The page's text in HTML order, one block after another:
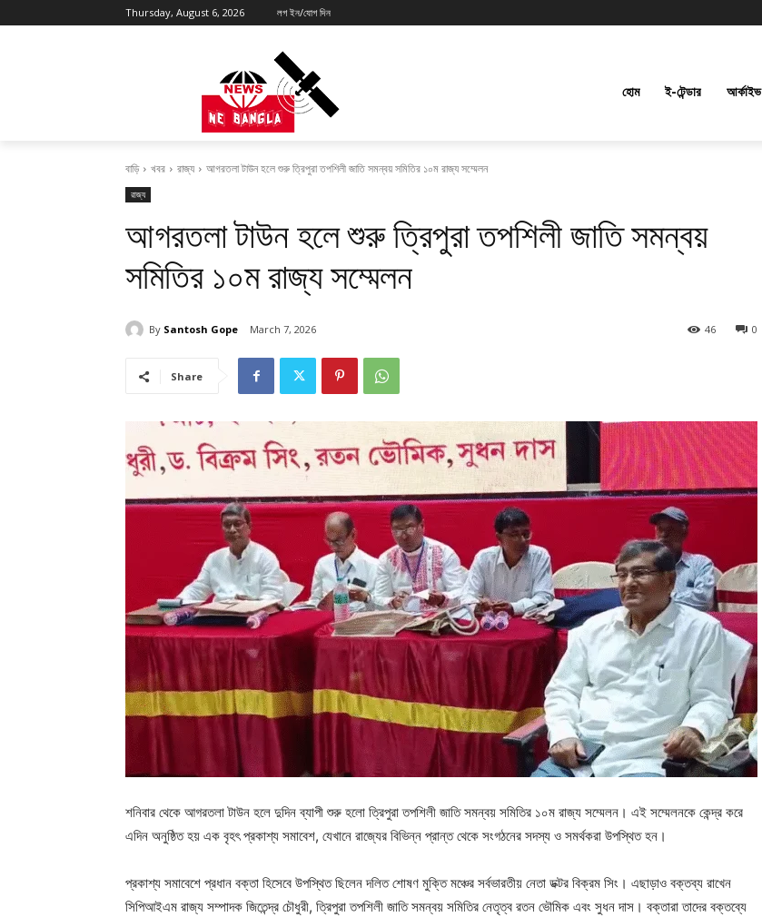
Thursday, August 6, 2026 লগ ইন/যোগ দিন
হোম ই-টেন্ডার আর্কাইভ
বাড়ি খবর রাজ্য আগরতলা টাউন হলে শুরু ত্রিপুরা তপশিলী জাতি সমন্বয় সমিতির ১০ম রাজ্য সম্মেলন
রাজ্য
আগরতলা টাউন হলে শুরু ত্রিপুরা তপশিলী জাতি সমন্বয়
সমিতির ১০ম রাজ্য সম্মেলন
By Santosh Gope March 7, 2026 0
46
Share
শনিবার থেকে আগরতলা টাউন হলে দুদিন ব্যাপী শুরু হলো ত্রিপুরা তপশিলী জাতি সমন্বয় সমিতির ১০ম রাজ্য সম্মেলন। এই সম্মেলনকে কেন্দ্র করে
এদিন অনুষ্ঠিত হয় এক বৃহৎ প্রকাশ্য সমাবেশ, যেখানে রাজ্যের বিভিন্ন প্রান্ত থেকে সংগঠনের সদস্য ও সমর্থকরা উপস্থিত হন।
প্রকাশ্য সমাবেশে প্রধান বক্তা হিসেবে উপস্থিত ছিলেন দলিত শোষণ মুক্তি মঞ্চের সর্বভারতীয় নেতা ডক্টর বিক্রম সিং। এছাড়াও বক্তব্য রাখেন
সিপিআইএম রাজ্য সম্পাদক জিতেন্দ্র চৌধুরী, ত্রিপুরা তপশিলী জাতি সমন্বয় সমিতির নেতৃত্ব রতন ভৌমিক এবং সুধন দাস। বক্তারা তাদের বক্তব্যে